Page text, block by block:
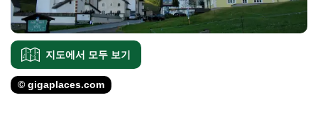
지도에서 모두 보기
© gigaplaces.com